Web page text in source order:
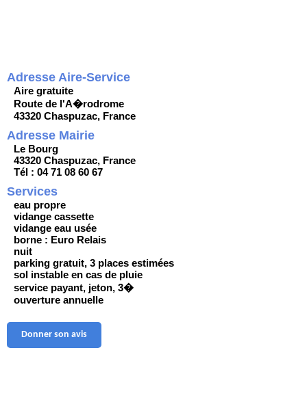
Adresse Aire-Service
Aire gratuite
Route de l'A�rodrome
43320 Chaspuzac, France
Adresse Mairie
Le Bourg
43320 Chaspuzac, France
Tél : 04 71 08 60 67
Services
eau propre
vidange cassette
vidange eau usée
borne : Euro Relais
nuit
parking gratuit, 3 places estimées
sol instable en cas de pluie
service payant, jeton, 3�
ouverture annuelle
Donner son avis